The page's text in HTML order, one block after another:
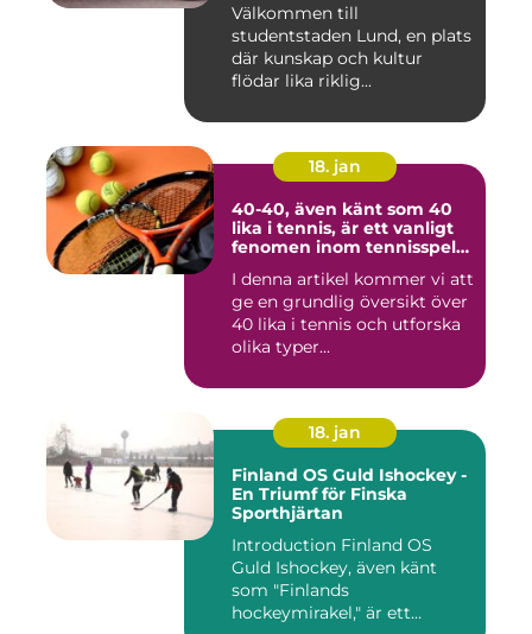
Välkommen till
studentstaden Lund, en plats
där kunskap och kultur
flödar lika riklig...
18. jan
40-40, även känt som 40
lika i tennis, är ett vanligt
fenomen inom tennisspelet
spännande och
frustrerande för spelare
och fans
I denna artikel kommer vi att
ge en grundlig översikt över
40 lika i tennis och utforska
olika typer...
18. jan
Finland OS Guld Ishockey -
En Triumf för Finska
Sporthjärtan
Introduction Finland OS
Guld Ishockey, även känt
som "Finlands
hockeymirakel," är ett